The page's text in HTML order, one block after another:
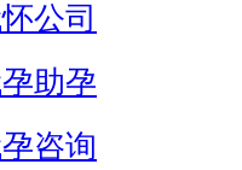
公司
助孕
咨询